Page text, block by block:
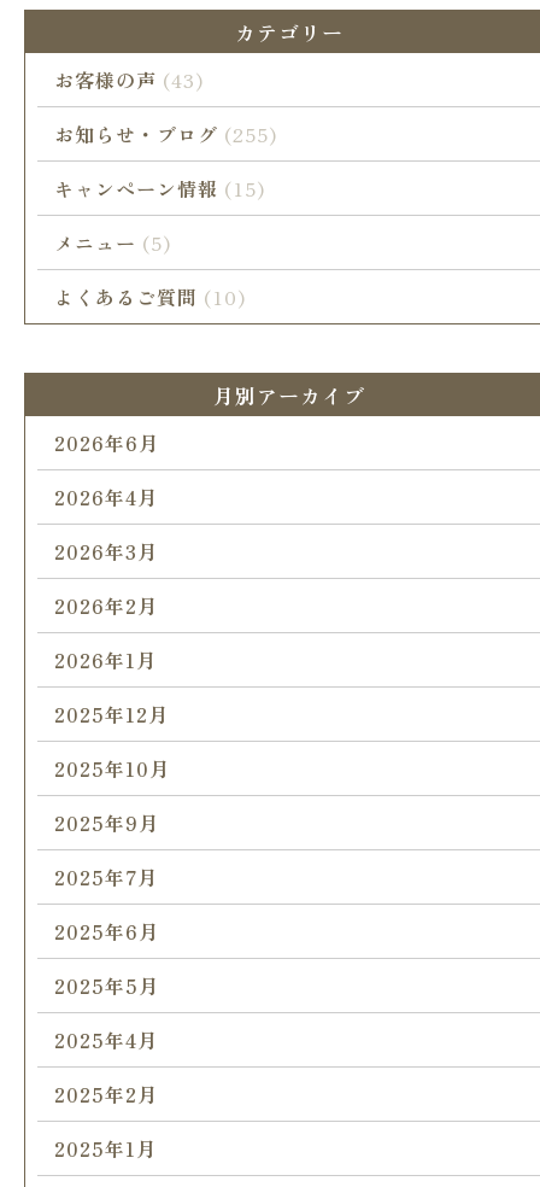
カテゴリー
お客様の声 (43)
お知らせ・ブログ (255)
キャンペーン情報 (15)
メニュー (5)
よくあるご質問 (10)
月別アーカイブ
2026年6月
2026年4月
2026年3月
2026年2月
2026年1月
2025年12月
2025年10月
2025年9月
2025年7月
2025年6月
2025年5月
2025年4月
2025年2月
2025年1月